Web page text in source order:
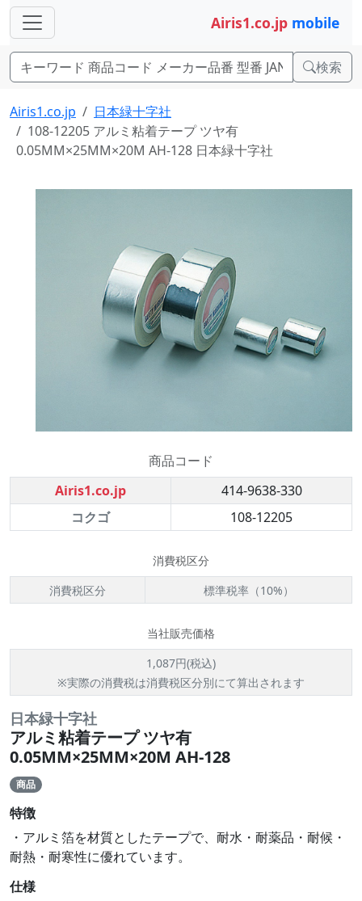
Airis1.co.jp mobile
検索
Airis1.co.jp
日本緑十字社
108-12205 アルミ粘着テープ ツヤ有
0.05MM×25MM×20M AH-128 日本緑十字社
商品コード
Airis1.co.jp
414-9638-330
コクゴ
108-12205
消費税区分
消費税区分
標準税率（10%）
当社販売価格
1,087円(税込)
※実際の消費税は消費税区分別にて算出されます
日本緑十字社
アルミ粘着テープ ツヤ有
0.05MM×25MM×20M AH-128
商品
特徴
・アルミ箔を材質としたテープで、耐水・耐薬品・耐候・
耐熱・耐寒性に優れています。
仕様